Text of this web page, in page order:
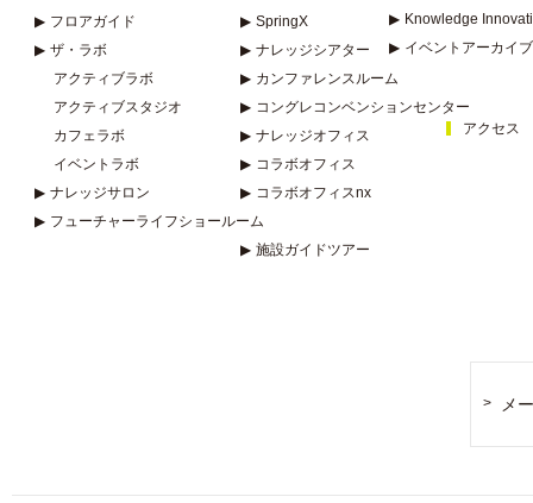
▶ Knowledge
▶ イベントアーカイブ
▶ フロアガイド
▶ ザ・ラボ
アクティブラボ
アクティブスタジオ
カフェラボ
イベントラボ
▶ ナレッジサロン
▶ フューチャーライフショールーム
▶ SpringX
▶ ナレッジシアター
▶ カンファレンスルーム
▶ コングレコンベンションセンター
▶ ナレッジオフィス
▶ コラボオフィス
▶ コラボオフィスnx
▶ 施設ガイドツアー
アクセス
メ